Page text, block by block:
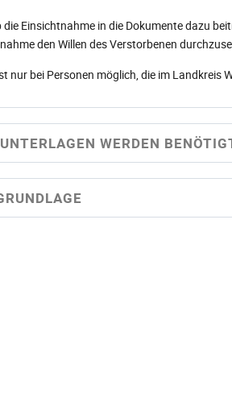
die Einsichtnahme in die Dokumente dazu
den Willen des Verstorbenen
nur bei Personen möglich, die im Landkreis
WERDEN